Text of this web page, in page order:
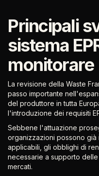
Principali
sistema
monitorare
La revisione della Waste
passo importante
del produttore in tutta
l'introduzione dei requisiti
Sebbene l'attuazione
organizzazioni possono già
applicabili, gli obblighi di
necessarie a supporto
mercati.